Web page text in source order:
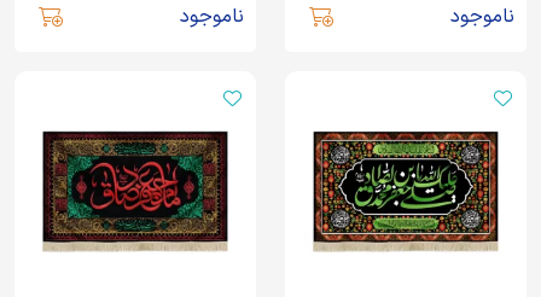
ناموجود ناموجود